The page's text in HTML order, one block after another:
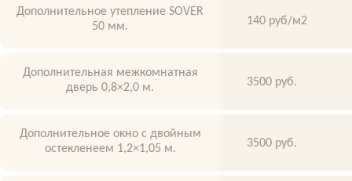
Дополнительное утепление SOVER
50 мм.
140 руб/м2
Дополнительная межкомнатная
дверь 0,8×2,0 м.
3500 руб.
Дополнительное окно с двойным
остекленеем 1,2×1,05 м.
3500 руб.